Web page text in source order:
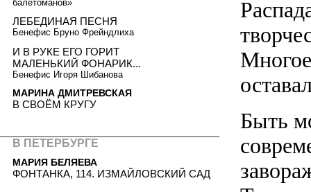
Быть
балетоманов»
ЛЕБЕДИНАЯ ПЕСНЯ
Бенефис Бруно Фрейндлиха
И В РУКЕ ЕГО ГОРИТ
МАЛЕНЬКИЙ ФОНАРИК...
Бенефис Игоря Шибанова
МАРИНА ДМИТРЕВСКАЯ
В СВОЁМ КРУГУ
В ПЕТЕРБУРГЕ
МАРИЯ БЕЛЯЕВА
ФОНТАНКА, 114. ИЗМАЙЛОВСКИЙ САД